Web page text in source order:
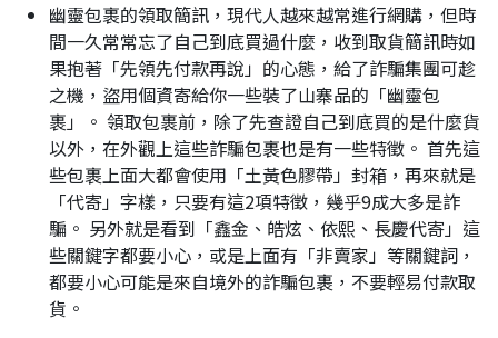
幽靈包裹的領取簡訊，現代人越來越常進行網購，但時
間一久常常忘了自己到底買過什麼，收到取貨簡訊時如
果抱著「先領先付款再說」的心態，給了詐騙集團可趁
之機，盜用個資寄給你一些裝了山寨品的「幽靈包
裹」。 領取包裹前，除了先查證自己到底買的是什麼貨
以外，在外觀上這些詐騙包裹也是有一些特徵。 首先這
些包裹上面大都會使用「土黃色膠帶」封箱，再來就是
「代寄」字樣，只要有這2項特徵，幾乎9成大多是詐
騙。 另外就是看到「鑫金、皓炫、依熙、長慶代寄」這
些關鍵字都要小心，或是上面有「非賣家」等關鍵詞，
都要小心可能是來自境外的詐騙包裹，不要輕易付款取
貨。